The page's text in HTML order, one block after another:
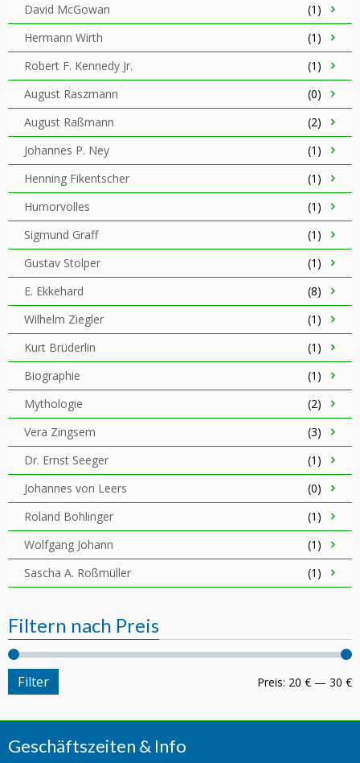
David McGowan
(1)
Hermann Wirth
(1)
Robert F. Kennedy Jr.
(1)
August Raszmann
(0)
August Raßmann
(2)
Johannes P. Ney
(1)
Henning Fikentscher
(1)
Humorvolles
(1)
Sigmund Graff
(1)
Gustav Stolper
(1)
E. Ekkehard
(8)
Wilhelm Ziegler
(1)
Kurt Brüderlin
(1)
Biographie
(1)
Mythologie
(2)
Vera Zingsem
(3)
Dr. Ernst Seeger
(1)
Johannes von Leers
(0)
Roland Bohlinger
(1)
Wolfgang Johann
(1)
Sascha A. Roßmüller
(1)
Filtern nach Preis
Filter Preis: 20 € — 30 €
Geschäftszeiten & Info